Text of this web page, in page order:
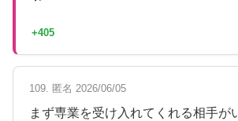
+405
109. 匿名 2026/06/05
まず専業を受け入れてくれる相手が